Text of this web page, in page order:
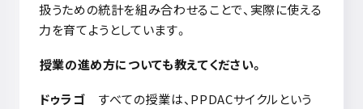
扱うための統計を組み合わせることで、実際に使える
力を育てようとしています。
授業の進め方についても教えてください。
ドゥラゴ すべての授業は、 PPDACサイクルという